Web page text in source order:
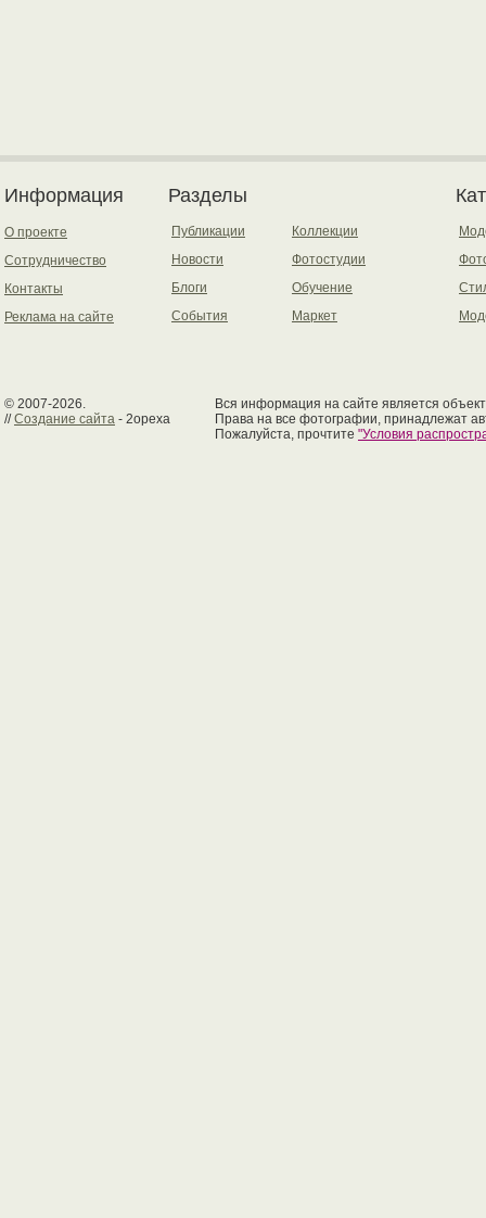
Информация
О проекте
Сотрудничество
Контакты
Реклама на сайте
Разделы
Публикации
Новости
Блоги
События
Коллекции
Фотостудии
Обучение
Маркет
© 2007-2026.
//Создание сайта - 2opexa
Вся информация на сайте является
Права на все фотографии, принадлежат
Пожалуйста, прочтите "Условия